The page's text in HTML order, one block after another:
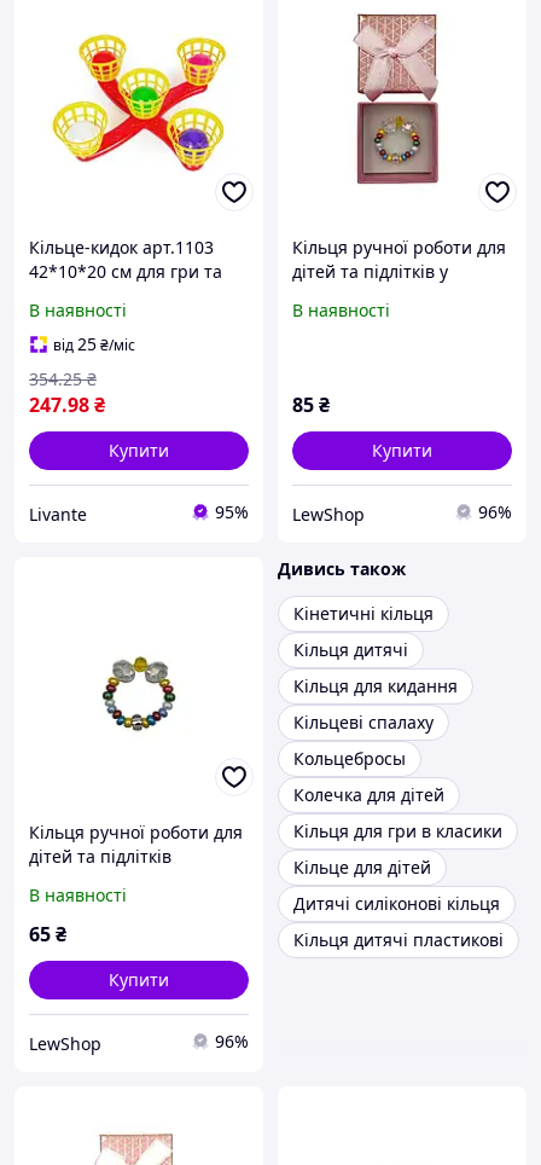
Кільце-кидок арт.1103
42*10*20 см для гри та
BAMSIC "Lv"
В наявності
від25₴/міс
247.98₴
354.25 ₴
Купити
Livante 95%
Кільця ручної роботи для
дітей та підлітків у
В наявності
85₴
Купити
LewShop 96%
Кільця ручної роботи для
дітей та підлітків
В наявності
65₴
Купити
LewShop 96%
Дивись також
Кінетичні кільця
Кільця дитячі
Кільця для кидання
Кільцеві спалаху
Кольцебросы
Колечка для дітей
Кільця для гри в класики
Кільце для дітей
Дитячі силіконові кільця
Кільця дитячі пластикові